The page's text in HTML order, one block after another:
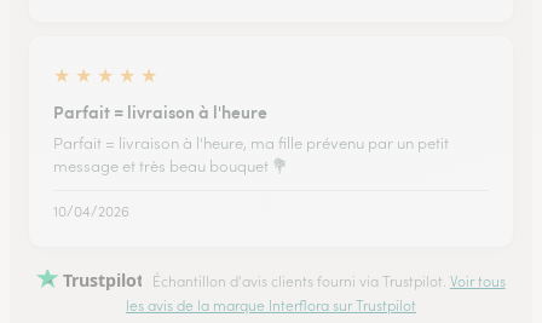
★ ★ ★ ★ ★
Parfait = livraison à l'heure
Parfait = livraison à l'heure, ma fille prévenu par un petit
message et très beau bouquet 💐
10/04/2026
Trustpilot Échantillon d'avis clients fourni via Trustpilot. Voir tous
les avis de la marque Interflora sur Trustpilot